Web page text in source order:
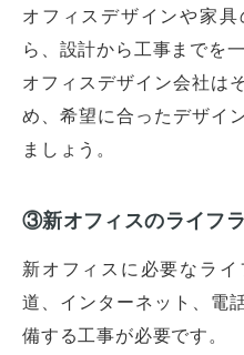
オフィスデザインや家
ら、設計から工事までを
オフィスデザイン会社は
め、希望に合ったデザイ
ましょう。
③新オフィスのライフ
新オフィスに必要なラ
道、インターネット、電
備する工事が必要です。